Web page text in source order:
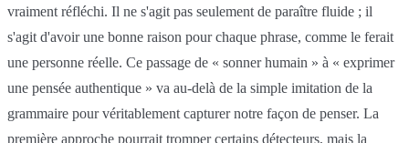
vraiment réfléchi. Il ne s'agit pas seulement de paraître fluide ; il
s'agit d'avoir une bonne raison pour chaque phrase, comme le ferait
une personne réelle. Ce passage de « sonner humain » à « exprimer
une pensée authentique » va au-delà de la simple imitation de la
grammaire pour véritablement capturer notre façon de penser. La
première approche pourrait tromper certains détecteurs, mais la